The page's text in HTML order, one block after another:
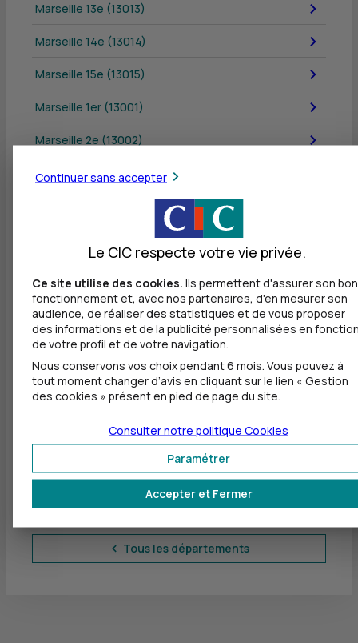
Marseille 13e (13013)
Marseille 14e (13014)
Marseille 15e (13015)
Marseille 1er (13001)
Marseille 2e (13002)
Marseille 4e (13004)
Martigues (13500)
Pélissanne (13330)
Saintes-Maries-de-la-Mer (13460)
Salon-de-Provence (13300)
Venelles (13770)
Tous les départements
Continuer sans accepter
Le CIC respecte votre vie privée.
Ce site utilise des cookies. Ils permettent d'assurer son bon
fonctionnement et, avec nos partenaires, d'en mesurer son
audience, de réaliser des statistiques et de vous proposer
des informations et de la publicité personnalisées en
de votre profil et de votre navigation.
Nous conservons vos choix pendant 6 mois. Vous pouvez à
tout moment changer d’avis en cliquant sur le lien « Gestion
des cookies » présent en pied de page du site.
Accepter et Fermer
Paramétrer
Consulter notre politique Cookies